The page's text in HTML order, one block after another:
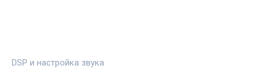
DSP и настройка звука